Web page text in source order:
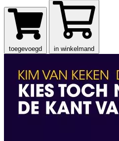
toegevoegd in winkelmand